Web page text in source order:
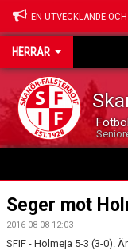
EN UTVECKLANDE
HERRAR
HEM
NYHETER
Seger mot
2016-08-08 12:03
SFIF - Holmeja 5-3 (3-0).